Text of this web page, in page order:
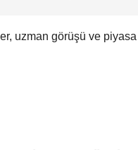
uzman görüşü ve